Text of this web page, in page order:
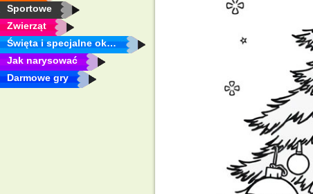
Sportowe
Zwierząt
Święta i specjalne okazje
Jak narysować
Darmowe gry